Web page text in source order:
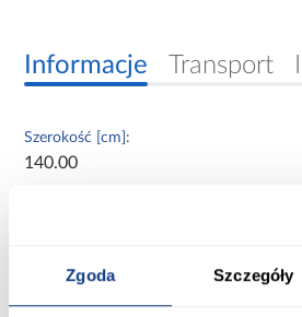
Zgoda Szczegóły
Informacje Transport
Szerokość [cm]:
140.00
Wysokość [cm]:
235.20